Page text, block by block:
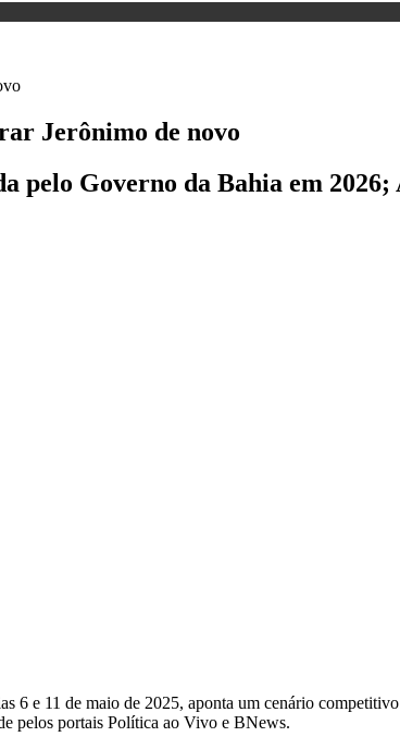
Jerônimo de novo
pelo Governo da Bahia em
6 e 11 de maio de 2025, aponta um cenário
pelos portais Política ao Vivo e BNews.